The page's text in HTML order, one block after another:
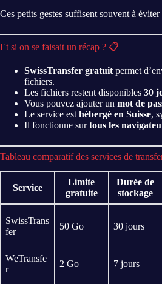
Ces petits gestes suffisent souvent à
Et si on se faisait un récap ? 📋
SwissTransfer gratuit permet
fichiers.
Les fichiers restent disponibles 30
Vous pouvez ajouter un mot de
Le service est hébergé en Suisse,
Il fonctionne surtous les
Tableau comparatif des services de
Service
Limite
gratuite
Durée de
stockage
SwissTrans
fer
50 Go 30 jours
WeTransfe
r
2 Go 7 jours